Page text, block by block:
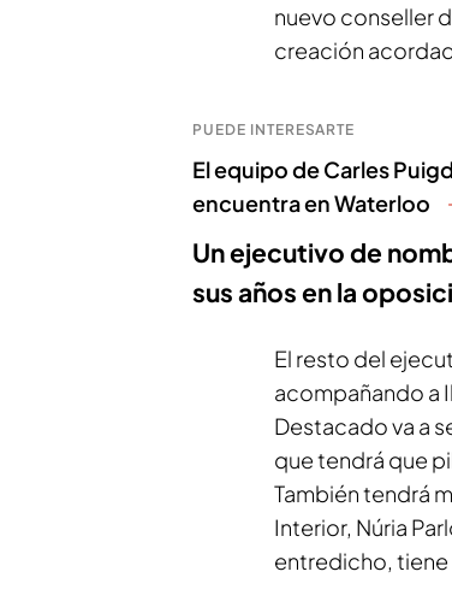
nuevo conseller
creación
PUEDE INTERESARTE
El equipo de Carles
encuentra en Waterloo
Un ejecutivo de
sus años en la
El resto del
acompañando a
Destacado va a
que tendrá que
También tendrá
Interior, Núria
entredicho, tiene